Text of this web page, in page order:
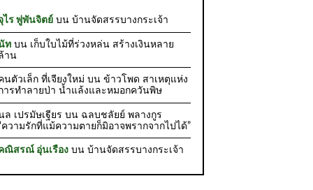
ไร พู่พันจิตย์บน บ้านจัดสรรบางกระเจ้า
ทบน เก็บใบไม้ที่ร่วงหล่น สร้างเงินหลาย
าน
นตัวเล็ก ที่เจียงใหม่ บน ข้าวโพด สาเหตุแห่ง
ารทำลายป่า น้ำแล้งและหมอกควันพิษ
ล เปรมัษเฐียร บน ฉลบชลัยย์ พลางกูร
ความรักที่แม้ความตายก็มิอาจพรากจากไปได้”
ณิสรณ์ อุ่นเรืองบน บ้านจัดสรรบางกระเจ้า